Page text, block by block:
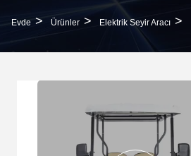
Evde > Ürünler > Elektrik Seyir Aracı >